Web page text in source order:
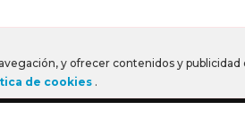
y ofrecer contenidos y
de cookies .